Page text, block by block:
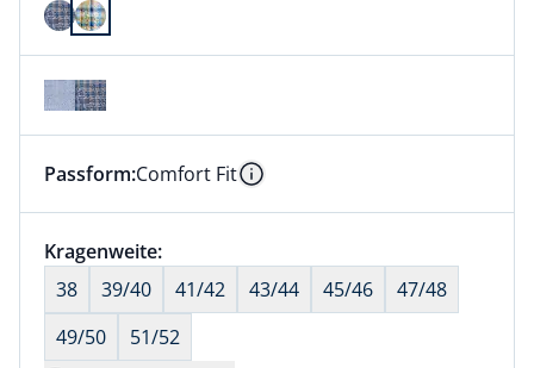
Farbe Karo Schilf ausgewählt
Dieser Artikel hat die Passform Comfort Fit. für
Passform:Comfort Fit Information
Größenauswahl:
Kragenweite:nichts ausgewählt
38
39/40 41/42 43/44 45/46
47/48
49/50
51/52